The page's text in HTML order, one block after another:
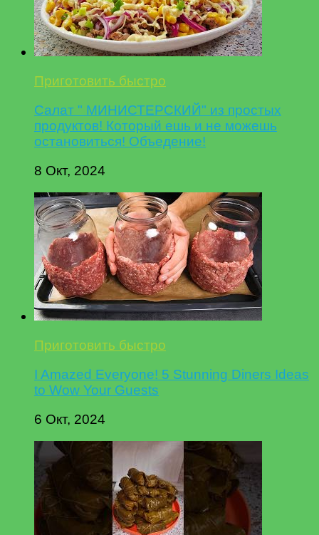
Приготовить быстро
Салат " МИНИСТЕРСКИЙ" из простых
продуктов! Который ешь и не можешь
остановиться! Объедение!
8 Окт, 2024
Приготовить быстро
I Amazed Everyone! 5 Stunning Diners Ideas
to Wow Your Guests
6 Окт, 2024